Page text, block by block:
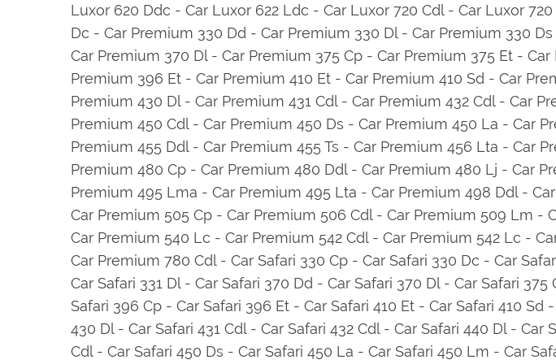
Luxor 620 Ddc - Car Luxor 622 Ldc - Car Luxor 720 Cdl - Car Luxor
Dc - Car Premium 330 Dd - Car Premium 330 Dl - Car Premium 330
Car Premium 370 Dl - Car Premium 375 Cp - Car Premium 375 Et -
Premium 396 Et - Car Premium 410 Et - Car Premium 410 Sd - Car
Premium 430 Dl - Car Premium 431 Cdl - Car Premium 432 Cdl - Car
Premium 450 Cdl - Car Premium 450 Ds - Car Premium 450 La - Car
Premium 455 Ddl - Car Premium 455 Ts - Car Premium 456 Lta - Car
Premium 480 Cp - Car Premium 480 Ddl - Car Premium 480 Lj - Car
Premium 495 Lma - Car Premium 495 Lta - Car Premium 498 Ddl -
Car Premium 505 Cp - Car Premium 506 Cdl - Car Premium 509 Lm -
Car Premium 540 Lc - Car Premium 542 Cdl - Car Premium 542 Lc -
Car Premium 780 Cdl - Car Safari 330 Cp - Car Safari 330 Dc - Car
Car Safari 331 Dl - Car Safari 370 Dd - Car Safari 370 Dl - Car Safari
Safari 396 Cp - Car Safari 396 Et - Car Safari 410 Et - Car Safari 410
430 Dl - Car Safari 431 Cdl - Car Safari 432 Cdl - Car Safari 440 Dl -
Cdl - Car Safari 450 Ds - Car Safari 450 La - Car Safari 450 Lm - Car